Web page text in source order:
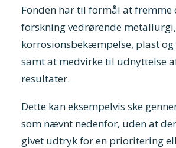
Fonden har til formål at fremme
forskning vedrørende
korrosionsbekæmpelse, plast
samt at medvirke til udnyttelse
resultater.
Dette kan eksempelvis ske
som nævnt nedenfor, uden at
givet udtryk for en prioritering